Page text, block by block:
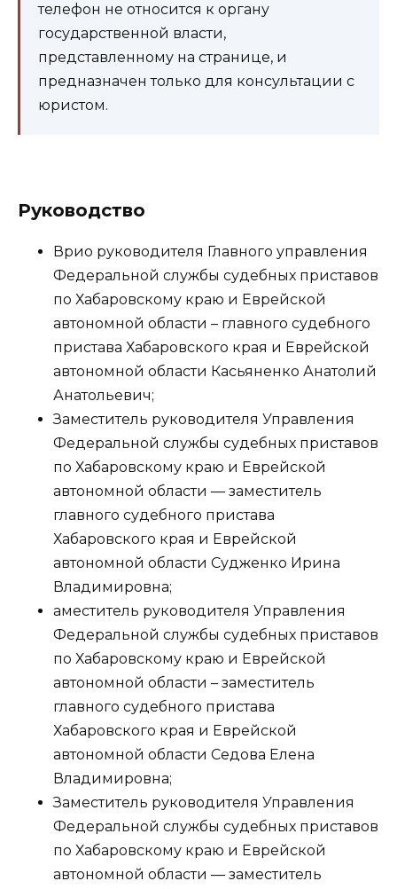
телефон не относится к органу
государственной власти,
представленному на странице, и
предназначен только для консультации с
юристом.
Руководство
Врио руководителя Главного управления
Федеральной службы судебных приставов
по Хабаровскому краю и Еврейской
автономной области – главного судебного
пристава Хабаровского края и Еврейской
автономной области Касьяненко Анатолий
Анатольевич;
Заместитель руководителя Управления
Федеральной службы судебных приставов
по Хабаровскому краю и Еврейской
автономной области — заместитель
главного судебного пристава
Хабаровского края и Еврейской
автономной области Судженко Ирина
Владимировна;
аместитель руководителя Управления
Федеральной службы судебных приставов
по Хабаровскому краю и Еврейской
автономной области – заместитель
главного судебного пристава
Хабаровского края и Еврейской
автономной области Седова Елена
Владимировна;
Заместитель руководителя Управления
Федеральной службы судебных приставов
по Хабаровскому краю и Еврейской
автономной области — заместитель